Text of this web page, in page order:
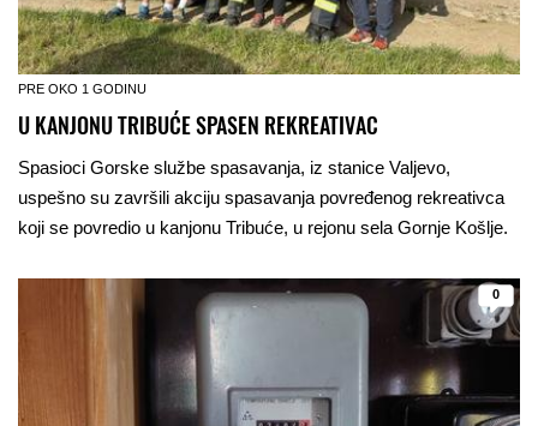
PRE OKO 1 GODINU
U KANJONU TRIBUĆE SPASEN REKREATIVAC
Spasioci Gorske službe spasavanja, iz stanice Valjevo,
uspešno su završili akciju spasavanja povređenog rekreativca
koji se povredio u kanjonu Tribuće, u rejonu sela Gornje Košlje.
0